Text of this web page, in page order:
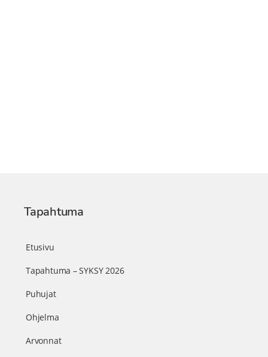
Tapahtuma
Etusivu
Tapahtuma – SYKSY 2026
Puhujat
Ohjelma
Arvonnat